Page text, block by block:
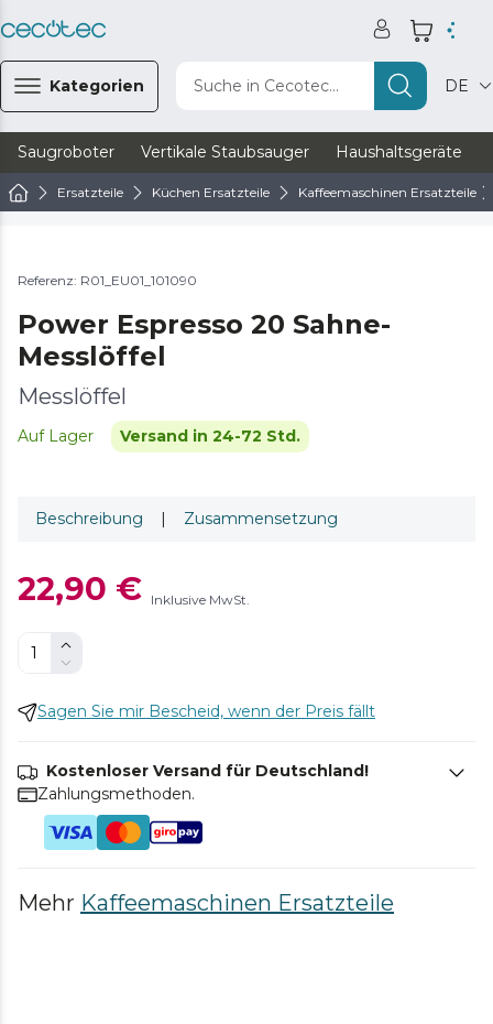
Kategorien Suche in Cecotec... DE
Saugroboter Vertikale Staubsauger Haushaltsgeräte
Ersatzteile Küchen Ersatzteile Kaffeemaschinen Ersatzteile
Referenz: R01_EU01_101090
Power Espresso 20 Sahne-
Messlöffel
Messlöffel
Auf Lager Versand in 24-72 Std.
Beschreibung | Zusammensetzung
22,90 € Inklusive MwSt.
Sagen Sie mir Bescheid, wenn der Preis fällt
Kostenloser Versand für Deutschland!
Zahlungsmethoden.
Mehr Kaffeemaschinen Ersatzteile